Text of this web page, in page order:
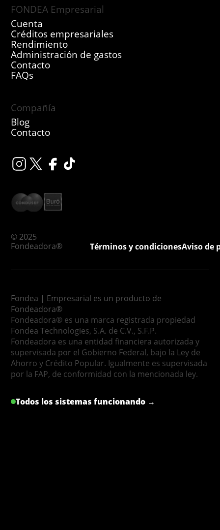
FONDEA Empresarial
Cuenta
Créditos empresariales
Rendimiento
Administración de gastos
Contacto
FAQs
Compañía
Blog
Contacto
© 2025
Fondeadora®
Términos y condicionesAviso de
Fondea | Empresarial es un producto de
Fondeadora®
Fondeadora® es una marca registrada propiedad
Fondea Technologies, S.A. de C.V., S.F.P.
Fondeadora es una entidad financiera autorizada y
supervisada por el Gobierno Federal, bajo la Ley de
Ahorro y Crédito Popular. Igualmente es supervisada
por la FAP, de conformidad con la mencionada ley.
Todos los sistemas funcionando →